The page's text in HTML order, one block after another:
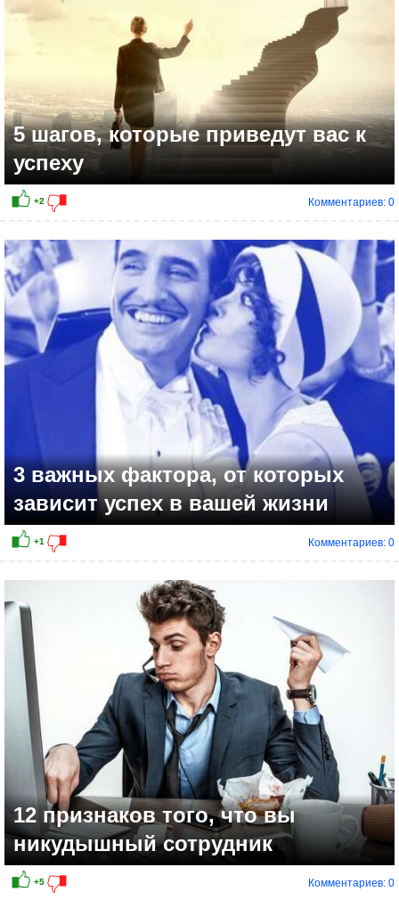
5 шагов, которые приведут вас к
успеху
Комментариев: 0
3 важных фактора, от которых
зависит успех в вашей жизни
Комментариев: 0
12 признаков того, что вы
никудышный сотрудник
Комментариев: 0